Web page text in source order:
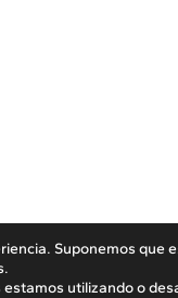
Suponemos que
utilizando o